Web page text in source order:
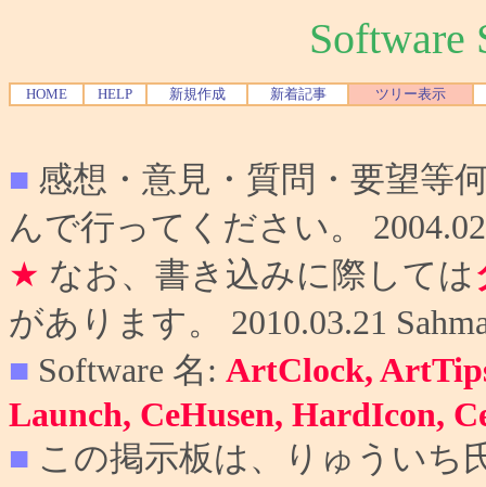
Software
HOME HELP 新規作成 新着記事 ツリー表示
■ 感想・意見・質問・要望等
んで行ってください。
★ なお、書き込みに際しては
があります。 2010.03.21
■ Software 名: ArtClock,
Launch, CeHusen, HardIcon,
■ この掲示板は、りゅういち